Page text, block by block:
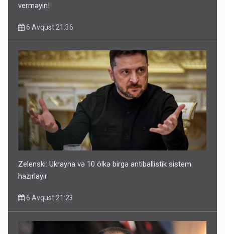
verməyin!
6 Avqust 21:36
Zelenski: Ukrayna və 10 ölkə birgə antiballistik sistem
hazırlayır
6 Avqust 21:23